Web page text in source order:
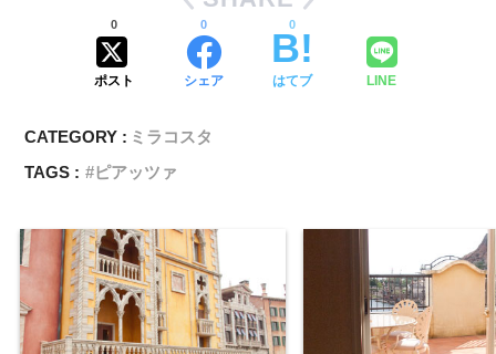
ポスト
0
シェア
0
はてブ
0
LINE
CATEGORY : ミラコスタ
TAGS :
ピアッツァ